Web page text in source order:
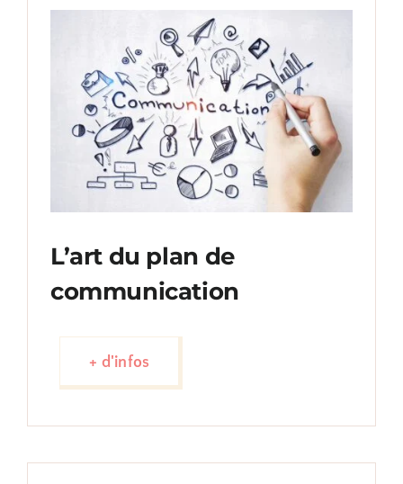
L’art du plan de
communication
+ d'infos